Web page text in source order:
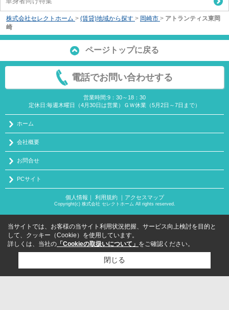
株式会社セレクトホーム > (賃貸)地域から探す > 岡崎市 > アトランティス東岡
崎
ページトップに戻る
電話でお問い合わせする
営業時間:9：30～18：30
定休日:毎週木曜日（4月30日は営業）ＧＷ休業（5月2日～7日まで）
ホーム
会社概要
お問合せ
PCサイト
個人情報 利用規約｜ アクセスマップ
Copyright(c) 株式会社 セレクトホーム All rights reserved.
当サイトでは、お客様の当サイト利用状況把握、サービス向上検討を目的と
して、クッキー（Cookie）を使用しています。
詳しくは、当社の 「Cookieの取扱いについて」 をご確認ください。
閉じる